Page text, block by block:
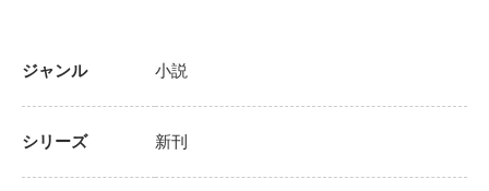
ジャンル 小説
シリーズ 新刊